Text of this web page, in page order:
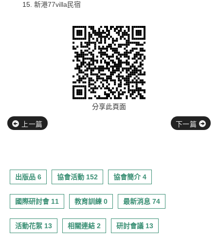
新港77villa民宿
分享此頁面
上一篇 下一篇
出版品 6 協會活動 152 協會簡介 4
國際研討會 11 教育訓練 0 最新消息 74
活動花絮 13 相關連結 2 研討會議 13